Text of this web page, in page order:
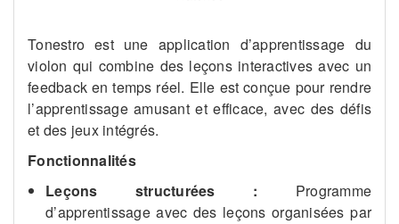
Tonestro est une application d’apprentissage du
violon qui combine des leçons interactives avec un
feedback en temps réel. Elle est conçue pour rendre
l’apprentissage amusant et efficace, avec des défis
et des jeux intégrés.
Fonctionnalités
Leçons structurées : Programme
d’apprentissage avec des leçons organisées par